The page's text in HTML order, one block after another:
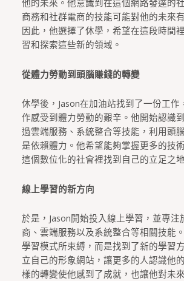
他的未來。他意識到在這個網路發達的
商務和社群電商的技能可能對他的未來
因此，他選擇了休學，希望在這段時間
習和探索這些新的領域。
從體力勞動到頭腦賺錢的轉變
休學後，Jason在加油站找到了一份工作
作感受到體力勞動的艱辛。他開始認識
過雲端服務、系統整合等技能，利用頭
是依賴體力。他希望能夠掌握更多的技
這個數位化的社會裡找到自己的立足之
線上學習的新方向
於是，Jason開始投入線上學習，並專注
商、雲端服務以及系統整合等相關技能
學習模式所束縛，而是找到了新的學習
立自己的形象網站，讓更多的人認識他
樣的轉變使他感到了成就，也讓他對未